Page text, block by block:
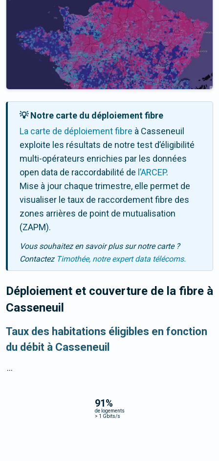
💡 Notre carte du déploiement fibre
La carte de déploiement fibre à Casseneuil
exploite les résultats de notre test d’éligibilité
multi-opérateurs enrichies par les données
open data de raccordabilité de l’ARCEP.
Mise à jour chaque trimestre, elle permet de
visualiser le taux de raccordement fibre des
zones arrières de point de mutualisation
(ZAPM).
Vous souhaitez en savoir plus sur notre carte ?
Contactez Timothée, notre expert data télécoms.
Déploiement et couverture de la fibre à
Casseneuil
Taux des habitations éligibles en fonction
du débit à Casseneuil
91%
de logements
> 1 Gbits/s
...